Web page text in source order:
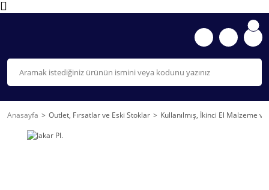
Anasayfa Outlet, Fırsatlar ve Eski Stoklar Kullanılmış, İkinci El Malzeme